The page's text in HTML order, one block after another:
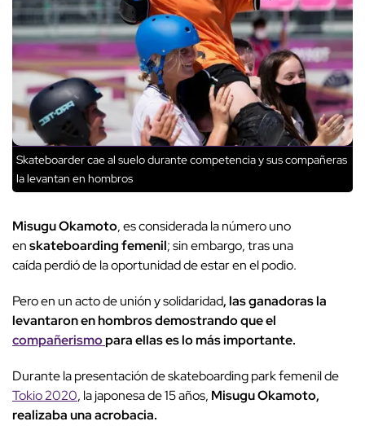
Skateboarder cae al suelo durante competencia y sus compañeras
la levantan en hombros
Misugu Okamoto, es considerada la número uno
enskateboarding femenil; sin embargo, tras una
caída perdió de la oportunidad de estar en el podio.
Pero en un acto de unión y solidaridad, las ganadoras la
levantaron en hombros demostrando que el
compañerismopara ellas es lo más importante.
Durante la presentación de skateboarding park femenil de
Tokio 2020, la japonesa de 15 años, Misugu Okamoto,
realizaba una acrobacia.